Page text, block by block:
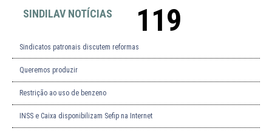
SINDILAV NOTÍCIAS 119
Sindicatos patronais discutem reformas
Queremos produzir
Restrição ao uso de benzeno
INSS e Caixa disponibilizam Sefip na Internet